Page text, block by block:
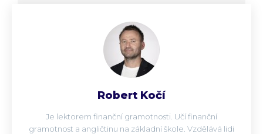
Robert Kočí
Je lektorem finanční gramotnosti. Učí finanční
gramotnost a angličtinu na základní škole. Vzdělává lidi